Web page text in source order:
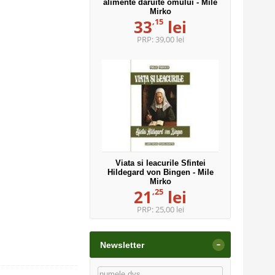
alimente daruite omului - Mile
Mirko
33,15 lei
PRP: 39,00 lei
Viata si leacurile Sfintei
Hildegard von Bingen - Mile
Mirko
21 ,25 lei
PRP:25,00 lei
Newsletter -